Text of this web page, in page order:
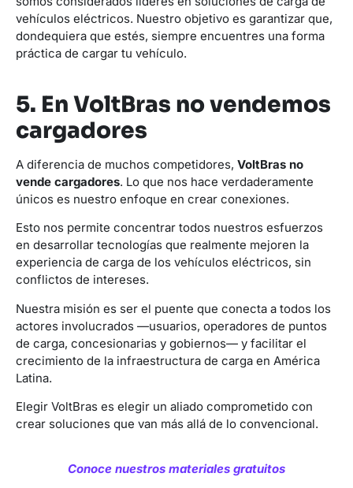
vehículos eléctricos. Nuestro objetivo es garantizar que,
dondequiera que estés, siempre encuentres una forma
práctica de cargar tu vehículo.
5. En VoltBras no vendemos
cargadores
A diferencia de muchos competidores, VoltBras no
vende cargadores. Lo que nos hace verdaderamente
únicos es nuestro enfoque en crear conexiones.
Esto nos permite concentrar todos nuestros esfuerzos
en desarrollar tecnologías que realmente mejoren la
experiencia de carga de los vehículos eléctricos, sin
conflictos de intereses.
Nuestra misión es ser el puente que conecta a todos los
actores involucrados —usuarios, operadores de puntos
de carga, concesionarias y gobiernos— y facilitar el
crecimiento de la infraestructura de carga en América
Latina.
Elegir VoltBras es elegir un aliado comprometido con
crear soluciones que van más allá de lo convencional.
Conoce nuestros materiales gratuitos